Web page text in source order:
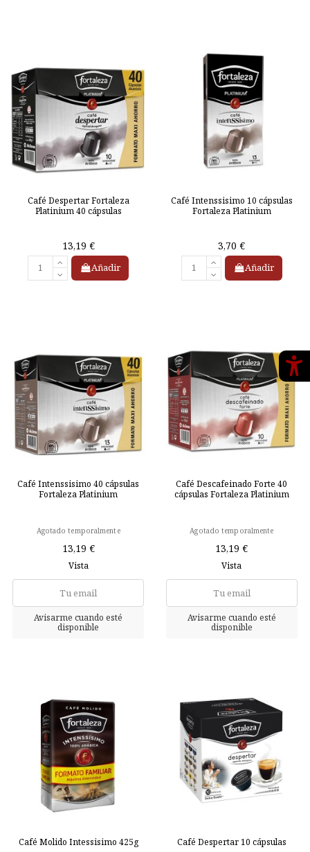
Café Despertar Fortaleza
Platinium 40 cápsulas
13,19 €
Añadir
Café Intenssisimo 10 cápsulas
Fortaleza Platinium
3,70 €
Añadir
Café Intenssisimo 40 cápsulas
Fortaleza Platinium
Agotado temporalmente
13,19 €
Vista
Café Descafeinado Forte 40
cápsulas Fortaleza Platinium
Agotado temporalmente
13,19 €
Vista
Café Molido Intessisimo 425g Café Despertar 10 cápsulas